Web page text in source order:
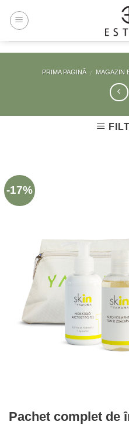
PRIMA PAGINĂ / MAGAZIN
-17%
Pachet complet de